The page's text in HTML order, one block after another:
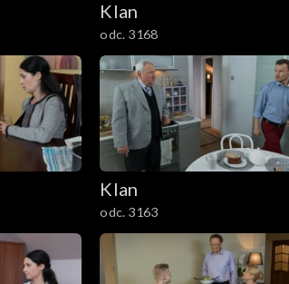
Klan
odc. 3168
Klan
odc. 3163